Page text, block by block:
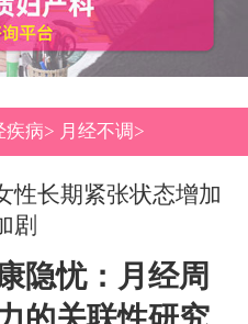
疾病> 月经不调 >
性长期紧张状态增加
剧
隐忧：月经周